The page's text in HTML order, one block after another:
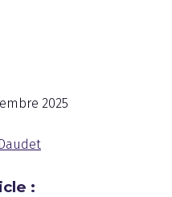
2025
: